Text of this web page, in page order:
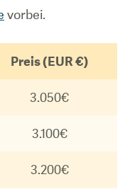
vorbei.
Preis (EUR €)
3.050€
3.100€
3.200€